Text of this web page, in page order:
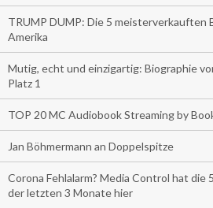
TRUMP DUMP: Die 5 meisterverkauften
Amerika
Mutig, echt und einzigartig: Biographie
Platz 1
TOP 20 MC Audiobook Streaming by
Jan Böhmermann an Doppelspitze
Corona Fehlalarm? Media Control hat
der letzten 3 Monate hier